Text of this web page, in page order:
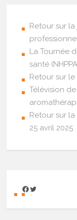
Retour sur
La Tournée
santé
Retour sur
Télévision
Retour sur
25 avril 2025